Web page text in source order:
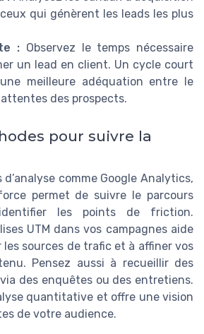
qui génèrent les leads les plus
: Observez le temps nécessaire
un lead en client. Un cycle court
meilleure adéquation entre le
des prospects.
pour suivre la
d’analyse comme Google Analytics,
permet de suivre le parcours
les points de friction.
UTM dans vos campagnes aide
sources de trafic et à affiner vos
Pensez aussi à recueillir des
des enquêtes ou des entretiens.
quantitative et offre une vision
de votre audience.